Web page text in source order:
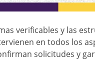
verificables y las
en todos los
solicitudes y